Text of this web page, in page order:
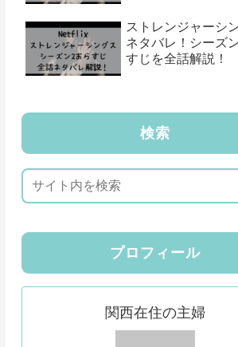
ストレンジャーシ
ネタバレ！シーズ
すじを全話解説！
検索
プロフィール
関西在住の主婦